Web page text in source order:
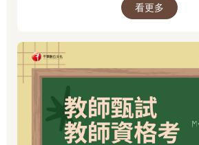
看更多